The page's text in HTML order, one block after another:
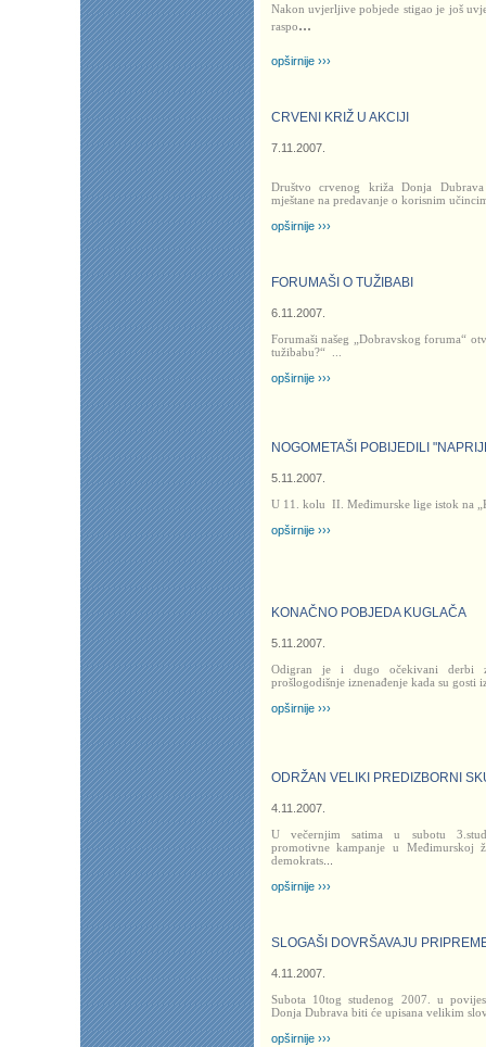
Nakon uvjerljive pobjede stigao je još
raspo...
opširnije ›››
CRVENI KRIŽ U AKCIJI
7.11.2007.
Društvo crvenog križa Donja Dubrava
mještane na predavanje o korisnim
opširnije ›››
FORUMAŠI O TUŽIBABI
6.11.2007.
Forumaši našeg „Dobravskog foruma“
tužibabu?“
opširnije ›››
NOGOMETAŠI POBIJEDILI
5.11.2007.
U 11. kolu II. Međimurske lige istok na
opširnije ›››
KONAČNO POBJEDA KUGLAČA
5.11.2007.
Odigran je i dugo očekivani derbi
prošlogodišnje iznenađenje kada su gosti
opširnije ›››
ODRŽAN VELIKI PREDIZBORNI
4.11.2007.
U večernjim satima u subotu
promotivne kampanje u Međimurskoj
demokrats...
opširnije ›››
SLOGAŠI DOVRŠAVAJU
4.11.2007.
Subota 10tog studenog 2007. u
Donja Dubrava biti će upisana velikim
opširnije ›››